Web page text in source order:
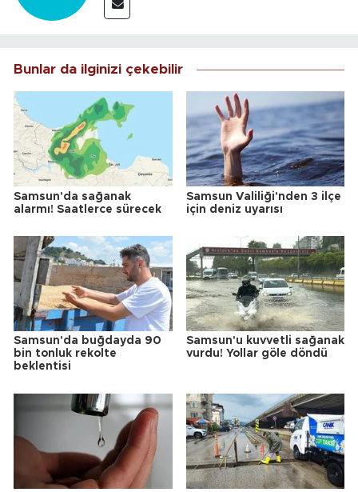
Bunlar da ilginizi çekebilir
Samsun'da sağanak
alarmı! Saatlerce sürecek
Samsun Valiliği'nden 3 ilçe
için deniz uyarısı
Samsun'da buğdayda 90
bin tonluk rekolte
beklentisi
Samsun'u kuvvetli sağanak
vurdu! Yollar göle döndü